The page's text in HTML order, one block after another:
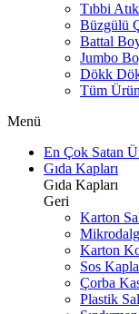
Tıbbi
Büzgülü
Battal
Jumbo
Dökk
Tüm
Menü
En Çok Satan
Gıda Kapları
Gıda Kapları
Geri
Karton
Karton
Sos
Çorba
Plastik